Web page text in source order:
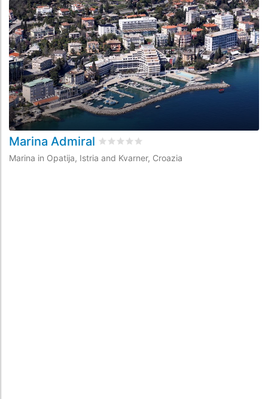
Marina Admiral Valutato0
Marina in Opatija, Istria and Kvarner, Croazia